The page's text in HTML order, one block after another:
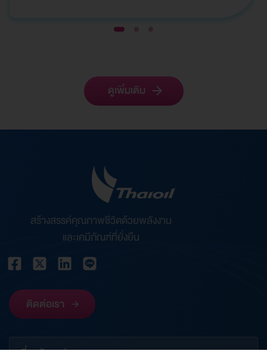
ดูเพิ่มเติม
สร้างสรรค์คุณภาพชีวิตด้วยพลังงาน
และเคมีภัณฑ์ที่ยั่งยืน
ติดต่อเรา
เกี่ยวกับองค์กร